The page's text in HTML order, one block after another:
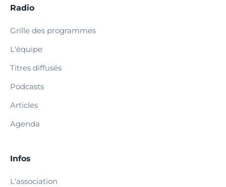
Radio
Grille des programmes
L'équipe
Titres diffusés
Podcasts
Articles
Agenda
Infos
L'association